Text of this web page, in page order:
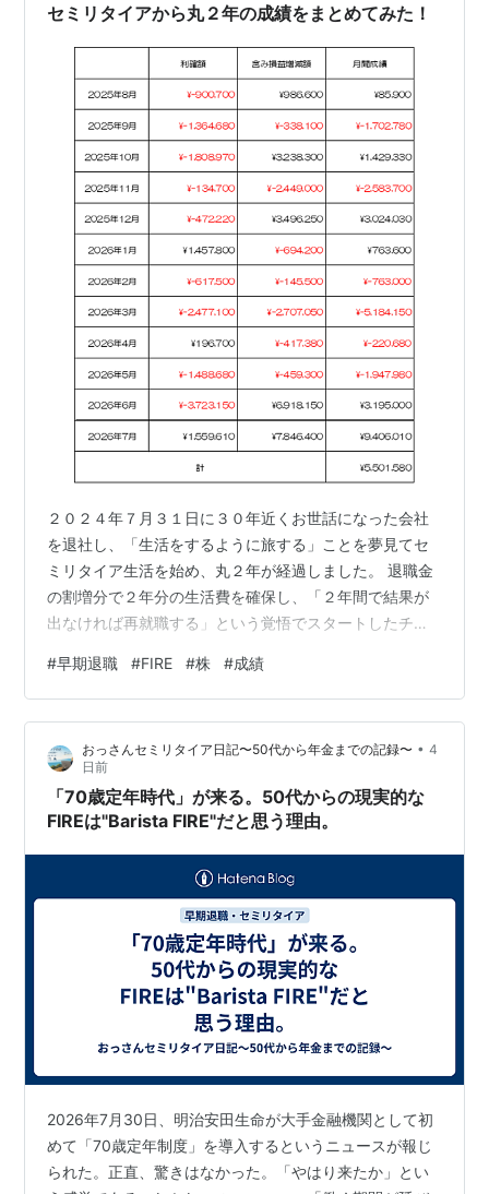
セミリタイアから丸２年の成績をまとめてみた！
２０２４年７月３１日に３０年近くお世話になった会社
を退社し、「生活をするように旅する」ことを夢見てセ
ミリタイア生活を始め、丸２年が経過しました。 退職金
の割増分で２年分の生活費を確保し、「２年間で結果が
出なければ再就職する」という覚悟でスタートしたチャ
間の成績まとめ（2024/8～2026/7）】 利益確定額（1年
目） １０，６６１，７８０円利益確定額（2年目） ▲
９，７７３，５９０円2年間利益確定額計 ８８８，１９
０円 2026年7月末時点含み損益額 ＋９，１７１，８７０
円 信用取引金利手数料等（1年目） ▲１，５３６，７５
９円信用取引金利…
#早期退職 #FIRE #株 #成績
おっさんセミリタイア日記〜50代から年金までの記録〜 • 4
日前
「70歳定年時代」が来る。50代からの現実的な
FIREは"Barista FIRE"だと思う理由。
2026年7月30日、明治安田生命が大手金融機関として初
めて「70歳定年制度」を導入するというニュースが報じ
られた。正直、驚きはなかった。「やはり来たか」とい